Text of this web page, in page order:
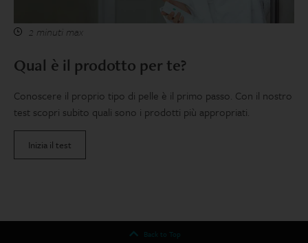
2 minuti max
Qual è il prodotto per te?
Conoscere il proprio tipo di pelle è il primo passo. Con il nostro
test scopri subito quali sono i prodotti più appropriati.
Inizia il test
Back to Top